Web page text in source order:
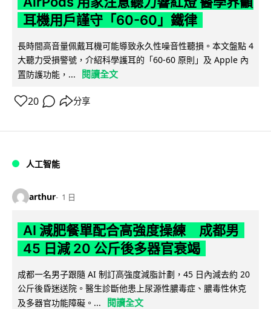
耳機用戶謹守「60-60」鐵律
長時間高音量佩戴耳機可能導致永久性噪音性聽損。本文盤點 4
大聽力受損警號，介紹科學護耳的「60-60 原則」及 Apple 內
置防護功能，...
閱讀全文
20 分享
人工智能
arthur 1 日
AI 減肥餐單配合高強度操練 成都男
45 日減 20 公斤後多器官衰竭
成都一名男子跟隨 AI 制訂高強度減脂計劃，45 日內減去約 20
公斤後昏迷送院。醫生診斷他患上尿源性膿毒症、膿毒性休克
及多器官功能障礙。...
閱讀全文